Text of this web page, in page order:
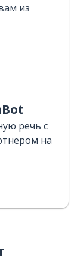
из
речь с
на